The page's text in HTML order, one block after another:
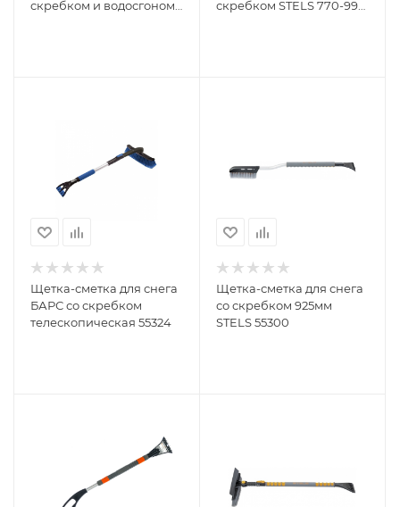
скребком и водосгоном,
скребком STELS 770-990
Щетка-сметка для снега
БАРС со скребком
телескопическая 55324
Щетка-сметка для снега
со скребком 925мм
STELS 55300